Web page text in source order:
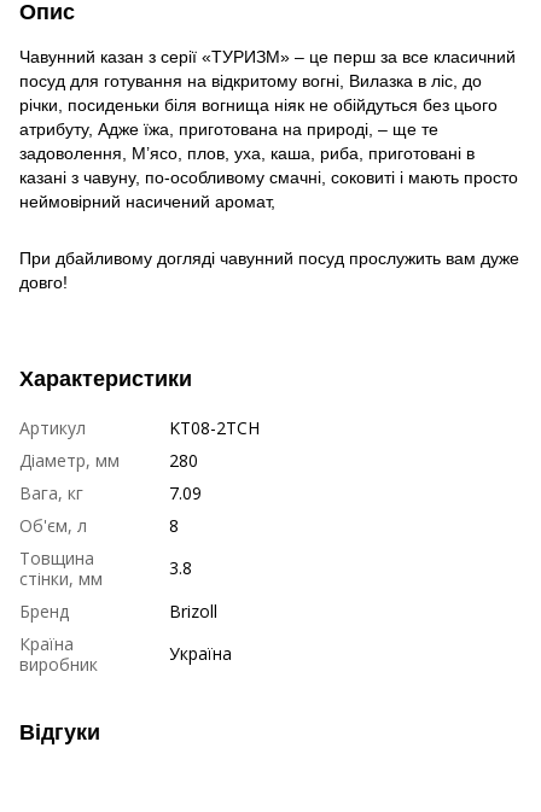
Опис
Чавунний казан з серії «ТУРИЗМ» – це перш за все класичний
посуд для готування на відкритому вогні, Вилазка в ліс, до
річки, посиденьки біля вогнища ніяк не обійдуться без цього
атрибуту, Адже їжа, приготована на природі, – ще те
задоволення, М’ясо, плов, уха, каша, риба, приготовані в
казані з чавуну, по-особливому смачні, соковиті і мають просто
неймовірний насичений аромат,
При дбайливому догляді чавунний посуд прослужить вам дуже
довго!
Характеристики
Артикул
KT08-2TCH
Діаметр, мм
280
Вага, кг
7.09
Об'єм, л
8
Товщина
стінки, мм
3.8
Бренд
Brizoll
Країна
виробник
Україна
Відгуки